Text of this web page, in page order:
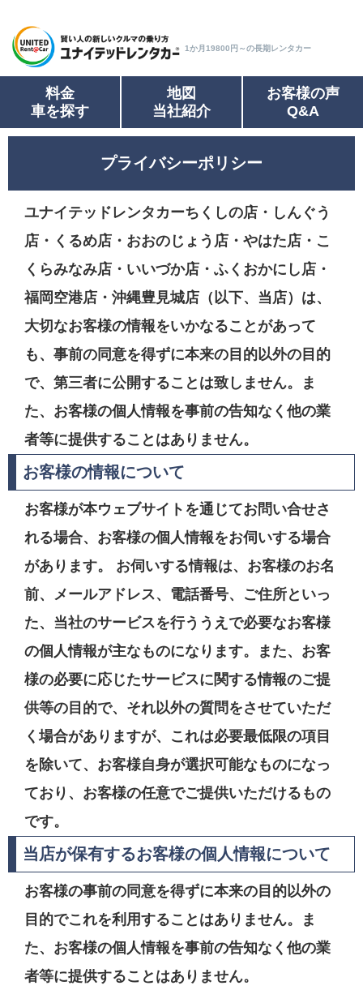
1か月19800円～の長期レンタカー
料金
車を探す
地図
当社紹介
お客様の声
Q&A
プライバシーポリシー
ユナイテッドレンタカーちくしの店・しんぐう
店・くるめ店・おおのじょう店・やはた店・こ
くらみなみ店・いいづか店・ふくおかにし店・
福岡空港店・沖縄豊見城店（以下、当店）は、
大切なお客様の情報をいかなることがあって
も、事前の同意を得ずに本来の目的以外の目的
で、第三者に公開することは致しません。ま
た、お客様の個人情報を事前の告知なく他の業
者等に提供することはありません。
お客様の情報について
お客様が本ウェブサイトを通じてお問い合せさ
れる場合、お客様の個人情報をお伺いする場合
があります。 お伺いする情報は、お客様のお名
前、メールアドレス、電話番号、ご住所といっ
た、当社のサービスを行ううえで必要なお客様
の個人情報が主なものになります。また、お客
様の必要に応じたサービスに関する情報のご提
供等の目的で、それ以外の質問をさせていただ
く場合がありますが、これは必要最低限の項目
を除いて、お客様自身が選択可能なものになっ
ており、お客様の任意でご提供いただけるもの
です。
当店が保有するお客様の個人情報について
お客様の事前の同意を得ずに本来の目的以外の
目的でこれを利用することはありません。ま
た、お客様の個人情報を事前の告知なく他の業
者等に提供することはありません。